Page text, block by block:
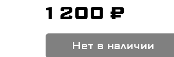
1 200 ₽
Нет в наличии